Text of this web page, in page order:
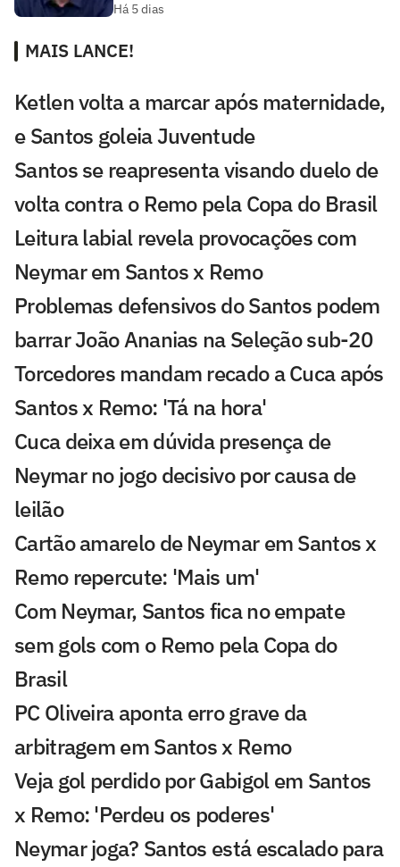
Há 5 dias
MAIS LANCE!
Ketlen volta a marcar após maternidade,
e Santos goleia Juventude
Santos se reapresenta visando duelo de
volta contra o Remo pela Copa do Brasil
Leitura labial revela provocações com
Neymar em Santos x Remo
Problemas defensivos do Santos podem
barrar João Ananias na Seleção sub-20
Torcedores mandam recado a Cuca após
Santos x Remo: 'Tá na hora'
Cuca deixa em dúvida presença de
Neymar no jogo decisivo por causa de
leilão
Cartão amarelo de Neymar em Santos x
Remo repercute: 'Mais um'
Com Neymar, Santos fica no empate
sem gols com o Remo pela Copa do
Brasil
PC Oliveira aponta erro grave da
arbitragem em Santos x Remo
Veja gol perdido por Gabigol em Santos
x Remo: 'Perdeu os poderes'
Neymar joga? Santos está escalado para